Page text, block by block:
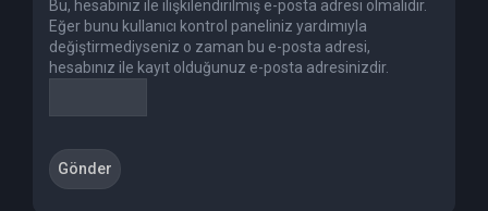
Bu, hesabınız ile ilişkilendirilmiş e-posta adresi olmalıdır.
Eğer bunu kullanıcı kontrol paneliniz yardımıyla
değiştirmediyseniz o zaman bu e-posta adresi,
hesabınız ile kayıt olduğunuz e-posta adresinizdir.